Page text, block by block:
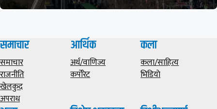
समाचार
समाचार
राजनीति
खेलकुद
अपराध
आर्थिक
अर्थ/वाणिज्य
कर्पोरेट
कला
कला/साहित्य
भिडियाे